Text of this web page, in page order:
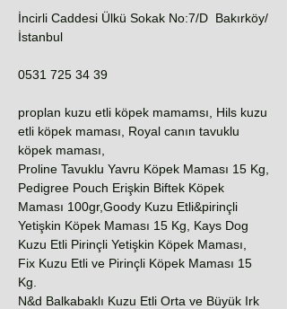
İncirli Caddesi Ülkü Sokak No:7/D Bakırköy/
İstanbul
0531 725 34 39
proplan kuzu etli köpek mamamsı, Hils kuzu
etli köpek maması, Royal canın tavuklu
köpek maması,
Proline Tavuklu Yavru Köpek Maması 15 Kg,
Pedigree Pouch Erişkin Biftek Köpek
Maması 100gr,Goody Kuzu Etli&pirinçli
Yetişkin Köpek Maması 15 Kg, Kays Dog
Kuzu Etli Pirinçli Yetişkin Köpek Maması,
Fix Kuzu Etli ve Pirinçli Köpek Maması 15
Kg.
N&d Balkabaklı Kuzu Etli Orta ve Büyük Irk